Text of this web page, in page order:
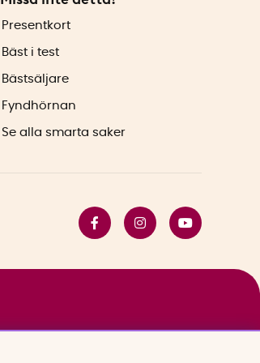
Presentkort
Bäst i test
Bästsäljare
Fyndhörnan
Se alla smarta saker